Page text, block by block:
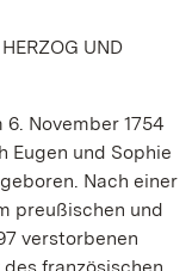
UND
November 1754
Eugen und Sophie
Nach einer
preußischen und
verstorbenen